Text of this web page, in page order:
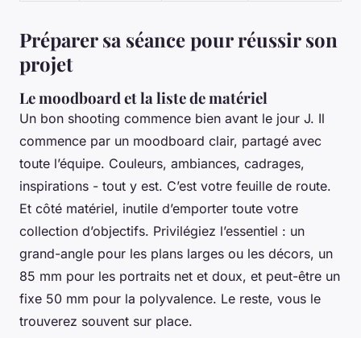
Préparer sa séance pour réussir son
projet
Le moodboard et la liste de matériel
Un bon shooting commence bien avant le jour J. Il
commence par un moodboard clair, partagé avec
toute l’équipe. Couleurs, ambiances, cadrages,
inspirations - tout y est. C’est votre feuille de route.
Et côté matériel, inutile d’emporter toute votre
collection d’objectifs. Privilégiez l’essentiel : un
grand-angle pour les plans larges ou les décors, un
85 mm pour les portraits net et doux, et peut-être un
fixe 50 mm pour la polyvalence. Le reste, vous le
trouverez souvent sur place.